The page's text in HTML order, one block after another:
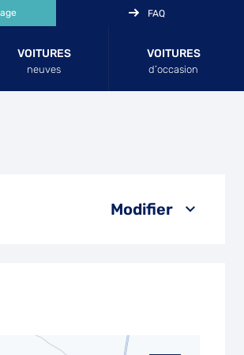
VOITURES
neuves
VOITURES
d’occasion
FAQ
Modifier